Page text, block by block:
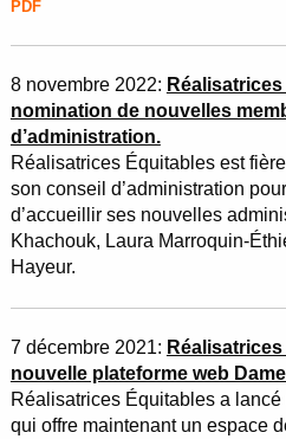
PDF
8 novembre 2022:
nomination de nouvelles
d’administration.
Réalisatrices Équitables est
son conseil d’administration
d’accueillir ses nouvelles
Khachouk, Laura Marroquin-
Hayeur.
7 décembre 2021:
nouvelle plateforme web
Réalisatrices Équitables a
qui offre maintenant un espace